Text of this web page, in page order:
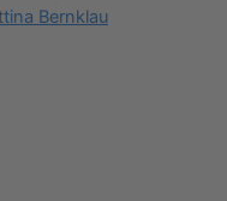
Bernklau